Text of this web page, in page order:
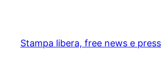
content
Stampa libera, free news e